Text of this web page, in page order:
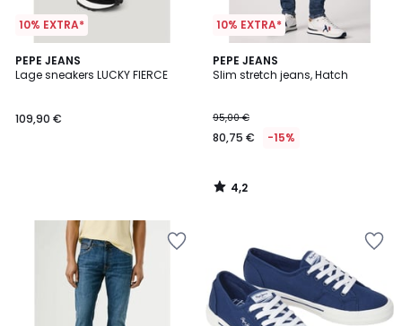
10% EXTRA*
PEPE JEANS
Lage sneakers LUCKY FIERCE
109,90 €
10% EXTRA*
PEPE JEANS
Slim stretch jeans, Hatch
95,00 €
80,75 € -15%
4,2
/ 5
4,2
/